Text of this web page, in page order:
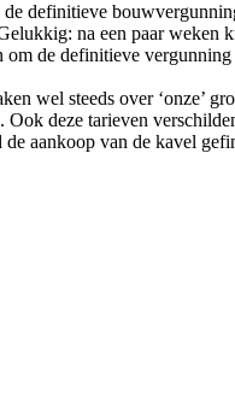
definitieve
na een paar weken
de definitieve vergunning
wel steeds over ‘onze’
deze tarieven
aankoop van de kavel